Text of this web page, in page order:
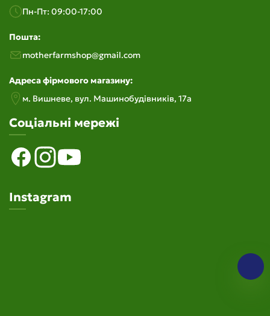
Пн-Пт: 09:00-17:00
Пошта:
motherfarmshop@gmail.com
Адреса фірмового магазину:
м. Вишневе, вул. Машинобудiвникiв, 17а
Соціальні мережі
Instagram